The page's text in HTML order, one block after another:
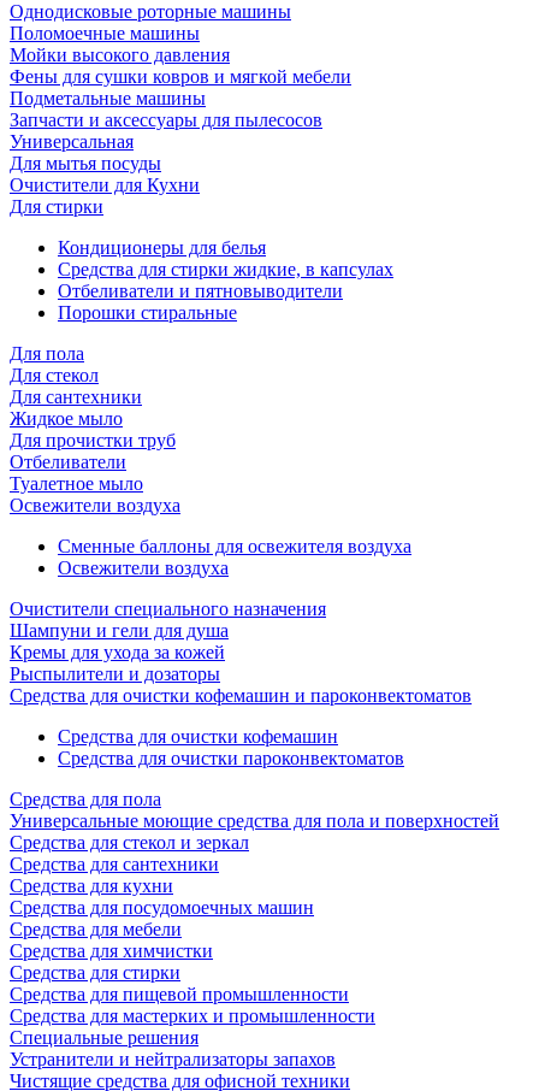
Однодисковые роторные машины
Поломоечные машины
Мойки высокого давления
Фены для сушки ковров и мягкой мебели
Подметальные машины
Запчасти и аксессуары для пылесосов
Универсальная
Для мытья посуды
Очиcтители для Кухни
Для стирки
Кондиционеры для белья
Средства для стирки жидкие, в капсулах
Отбеливатели и пятновыводители
Порошки стиральные
Для пола
Для стекол
Для сантехники
Жидкое мыло
Для прочистки труб
Отбеливатели
Туалетное мыло
Освежители воздуха
Сменные баллоны для освежителя воздуха
Освежители воздуха
Очистители специального назначения
Шампуни и гели для душа
Кремы для ухода за кожей
Рыспылители и дозаторы
Cредства для очистки кофемашин и пароконвектоматов
Средства для очистки кофемашин
Cредства для очистки пароконвектоматов
Средства для пола
Универсальные моющие средства для пола и поверхностей
Средства для стекол и зеркал
Средства для сантехники
Средства для кухни
Средства для посудомоечных машин
Средства для мебели
Средства для химчистки
Средства для стирки
Средства для пищевой промышленности
Средства для мастерких и промышленности
Специальные решения
Устранители и нейтрализаторы запахов
Чистящие средства для офисной техники